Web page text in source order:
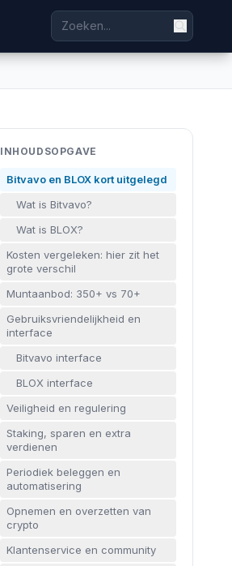
INHOUDSOPGAVE
Bitvavo en BLOX kort uitgelegd
Wat is Bitvavo?
Wat is BLOX?
Kosten vergeleken: hier zit het
grote verschil
Muntaanbod: 350+ vs 70+
Gebruiksvriendelijkheid en
interface
Bitvavo interface
BLOX interface
Veiligheid en regulering
Staking, sparen en extra
verdienen
Periodiek beleggen en
automatisering
Opnemen en overzetten van
crypto
Klantenservice en community